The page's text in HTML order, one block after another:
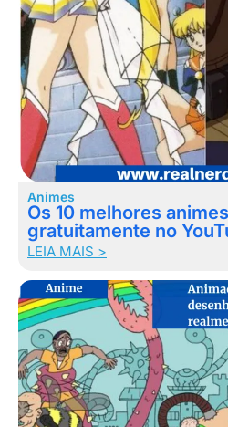
Animes
Os 10 melhores
gratuitamente no
LEIA MAIS >